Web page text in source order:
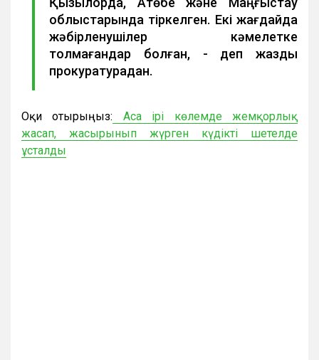
облыстарында тіркелген. Екі жағдайда
жәбірленушілер кәмелетке
толмағандар болған, - деп жазды
прокуратурадан.
Оқи отырыңыз: Аса ірі көлемде жемқорлық
жасап, жасырынып жүрген күдікті шетелде
ұсталды